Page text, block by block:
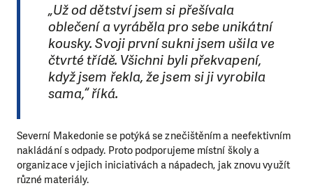
„Už od dětství jsem si přešívala
oblečení a vyráběla pro sebe unikátní
kousky. Svoji první sukni jsem ušila ve
čtvrté třídě. Všichni byli překvapení,
když jsem řekla, že jsem si ji vyrobila
sama,“ říká.
Severní Makedonie se potýká se znečištěním a neefektivním
nakládání s odpady. Proto podporujeme místní školy a
organizace v jejich iniciativách a nápadech, jak znovu využít
různé materiály.